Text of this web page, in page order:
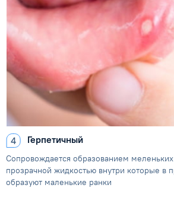
Герпетичный
Сопровождается образованием
прозрачной жидкостью внутри которые в
образуют маленькие ранки